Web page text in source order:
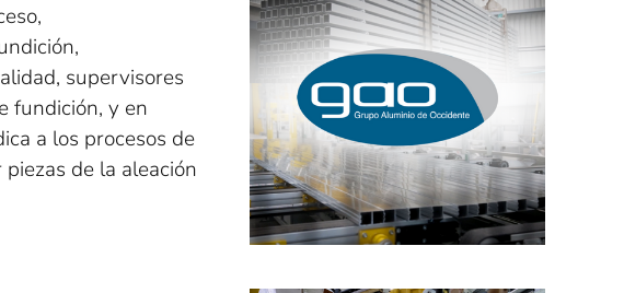
supervisores
fundición, y en
a los procesos de
de la aleación